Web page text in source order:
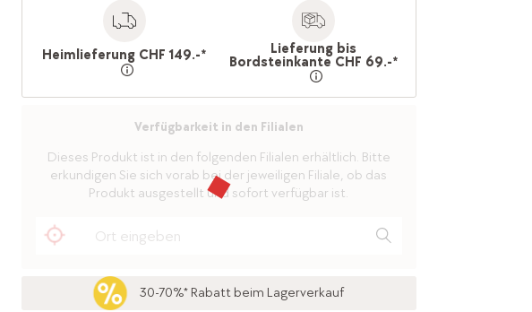
Heimlieferung CHF 149.-* Lieferung bis
Bordsteinkante CHF 69.-*
Verfügbarkeit in den Filialen
Dieses Produkt ist in den folgenden Filialen erhältlich. Bitte
erkundigen Sie sich vorab bei der jeweiligen Filiale, ob das
Produkt ausgestellt und sofort verfügbar ist.
30-70%* Rabatt beim Lagerverkauf